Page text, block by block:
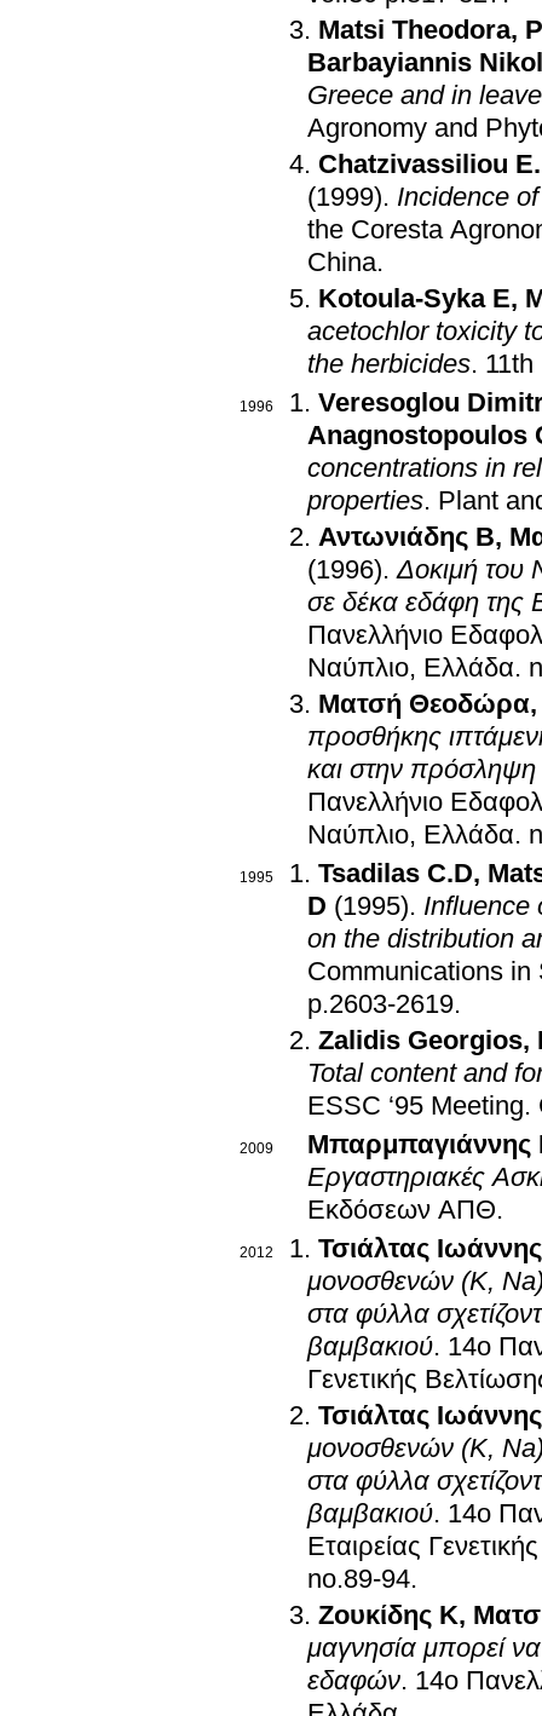
Matsi Theodora,
Barbayiannis
Greece and in
Agronomy and
Chatzivassiliou
(1999). Incidence
the Coresta
China.
Kotoula-Syka E,
acetochlor toxicity
the herbicides.
1996
Veresoglou
Anagnostopoulos
concentrations in
properties. Plant
Αντωνιάδης Β,
(1996).Δοκιμή του
σε δέκα εδάφη της
Πανελλήνιο
Ναύπλιο, Ελλάδα.
Ματσή Θεοδώρα
προσθήκης
και στην
Πανελλήνιο
Ναύπλιο, Ελλάδα.
1995 Tsadilas C.D,
D (1995). Influence
on the distribution
Communications
p.2603-2619.
Zalidis Georgios,
Total content and
ESSC ‘95 Meeting.
2009
Μπαρμπαγιάννης
Εργαστηριακές
Εκδόσεων ΑΠΘ.
2012
Τσιάλτας Ιωάννης
μονοσθενών (K, Na)
στα φύλλα
βαμβακιού. 14ο
Γενετικής
Τσιάλτας Ιωάννης
μονοσθενών (K, Na)
στα φύλλα
βαμβακιού. 14ο
Εταιρείας
no.89-94.
Ζουκίδης Κ,
μαγνησία μπορεί
εδαφών. 14ο